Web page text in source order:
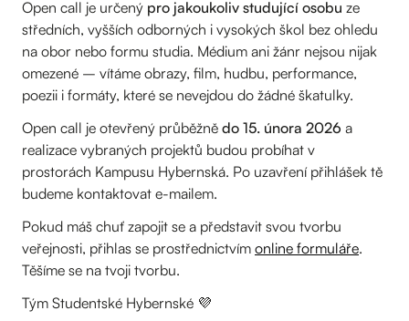
Open call je určený pro jakoukoliv studující osobu ze
středních, vyšších odborných i vysokých škol bez ohledu
na obor nebo formu studia. Médium ani žánr nejsou nijak
omezené – vítáme obrazy, film, hudbu, performance,
poezii i formáty, které se nevejdou do žádné škatulky.
Open call je otevřený průběžně do 15. února 2026 a
realizace vybraných projektů budou probíhat v
prostorách Kampusu Hybernská. Po uzavření přihlášek tě
budeme kontaktovat e-mailem.
Pokud máš chuť zapojit se a představit svou tvorbu
veřejnosti, přihlas se prostřednictvím online formuláře.
Těšíme se na tvoji tvorbu.
Tým Studentské Hybernské 💜